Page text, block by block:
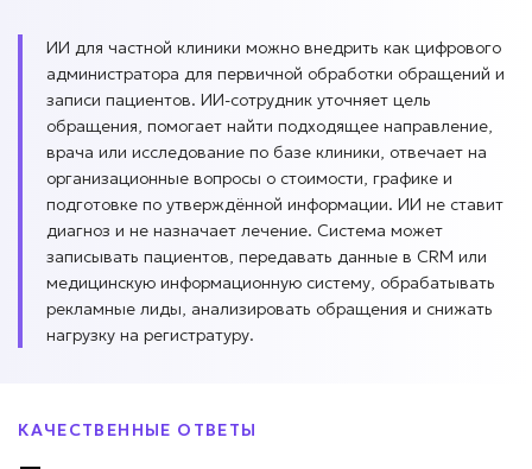
ИИ для частной клиники можно внедрить как цифрового
администратора для первичной обработки обращений и
записи пациентов. ИИ-сотрудник уточняет цель
обращения, помогает найти подходящее направление,
врача или исследование по базе клиники, отвечает на
организационные вопросы о стоимости, графике и
подготовке по утверждённой информации. ИИ не ставит
диагноз и не назначает лечение. Система может
записывать пациентов, передавать данные в CRM или
медицинскую информационную систему, обрабатывать
рекламные лиды, анализировать обращения и снижать
нагрузку на регистратуру.
КАЧЕСТВЕННЫЕ ОТВЕТЫ